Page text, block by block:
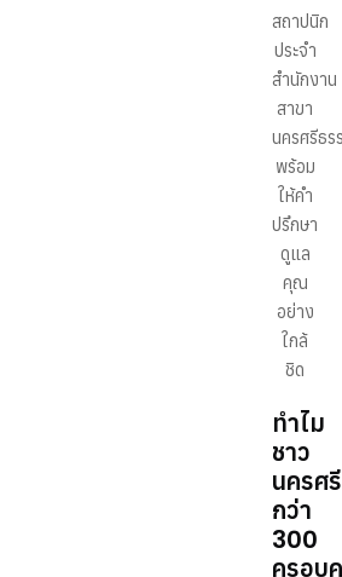
สถาปนิก
ประจำ
สำนักงาน
สาขา
นครศรีธร
พร้อม
ให้คำ
ปรึกษา
ดูแล
คุณ
อย่าง
ใกล้
ชิด
ทำไม
ชาว
นครศ
กว่า
300
ครอบ